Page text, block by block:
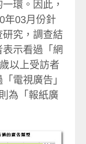
環。因此，
年03月份針
究，調查結
示看過「網
以上受訪者
電視廣告」
為「報紙廣